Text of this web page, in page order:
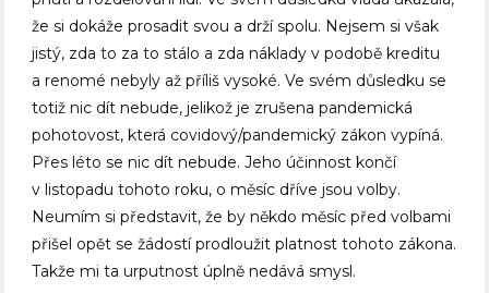
že si dokáže prosadit svou a drží spolu. Nejsem si však
jistý, zda to za to stálo a zda náklady v podobě kreditu
a renomé nebyly až příliš vysoké. Ve svém důsledku se
totiž nic dít nebude, jelikož je zrušena pandemická
pohotovost, která covidový/pandemický zákon vypíná.
Přes léto se nic dít nebude. Jeho účinnost končí
v listopadu tohoto roku, o měsíc dříve jsou volby.
Neumím si představit, že by někdo měsíc před volbami
přišel opět se žádostí prodloužit platnost tohoto zákona.
Takže mi ta urputnost úplně nedává smysl.